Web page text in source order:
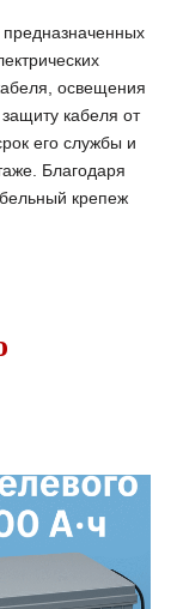
освещения
кабеля от
его службы и
Благодаря
крепеж